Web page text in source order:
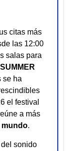
citas más
las 12:00
salas para
se ha
el festival
a más
mundo.
sonido